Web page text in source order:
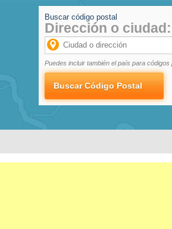
Buscar código postal
Dirección o ciudad:
Puedes incluir también el país para